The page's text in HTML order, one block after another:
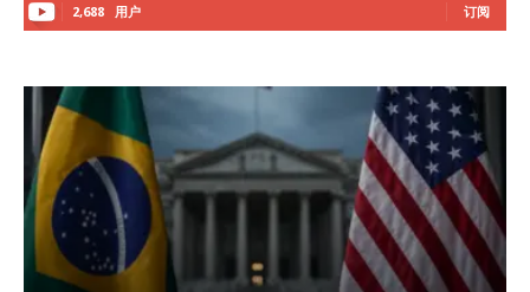
2,688 用户 订阅